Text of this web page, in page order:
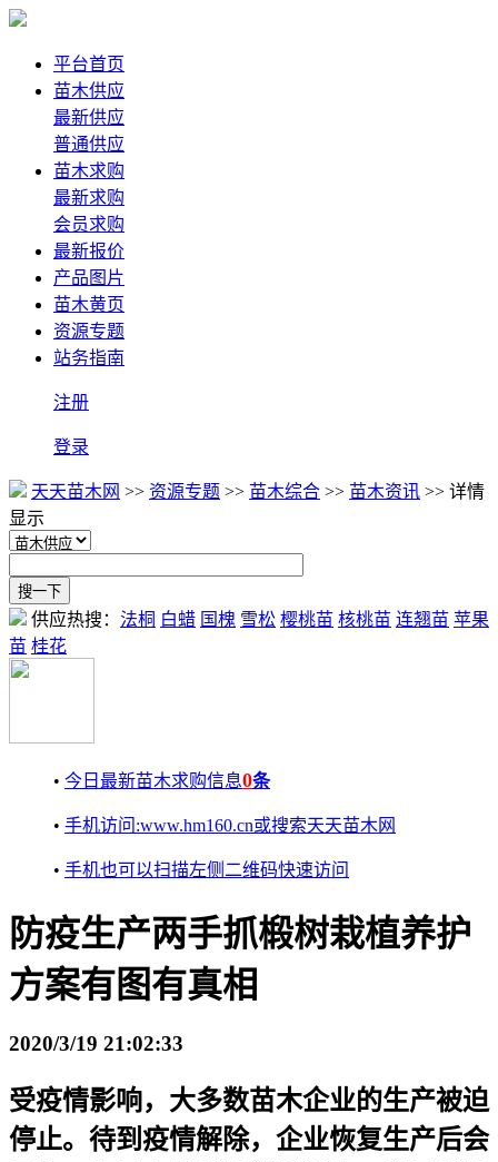
平台首页
苗木供应
最新供应
普通供应
苗木求购
最新求购
会员求购
最新报价
产品图片
苗木黄页
资源专题
站务指南
注册
登录
天天苗木网 >> 资源专题 >> 苗木综合 >> 苗木资讯 >> 详情
显示
供应热搜： 法桐 白蜡 国槐 雪松 樱桃苗 核桃苗 连翘苗 苹果
苗 桂花
• 今日最新苗木求购信息0条
• 手机访问:www.hm160.cn或搜索天天苗木网
• 手机也可以扫描左侧二维码快速访问
防疫生产两手抓椴树栽植养护
方案有图有真相
2020/3/19 21:02:33
受疫情影响，大多数苗木企业的生产被迫
停止。待到疫情解除，企业恢复生产后会